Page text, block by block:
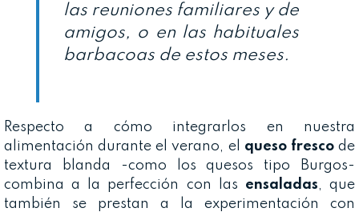
las reuniones familiares y de
amigos, o en las habituales
barbacoas de estos meses.
Respecto a cómo integrarlos en nuestra
alimentación durante el verano, el queso frescode
textura blanda -como los quesos tipo Burgos-
combina a la perfección con las ensaladas, que
también se prestan a la experimentación con